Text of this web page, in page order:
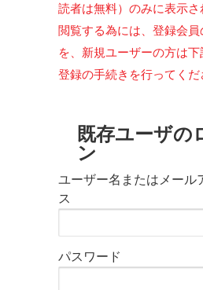
読者は無料）のみに表示さ
閲覧する為には、登録会
を、新規ユーザーの方は下
登録の手続きを行ってくだ
既存ユーザの
ン
ユーザー名またはメール
ス
パスワード